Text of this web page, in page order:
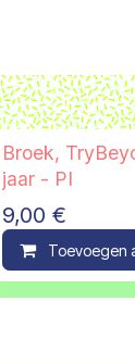
Compare
Broek,
jaar - PI
9,00 €
Toevoegen